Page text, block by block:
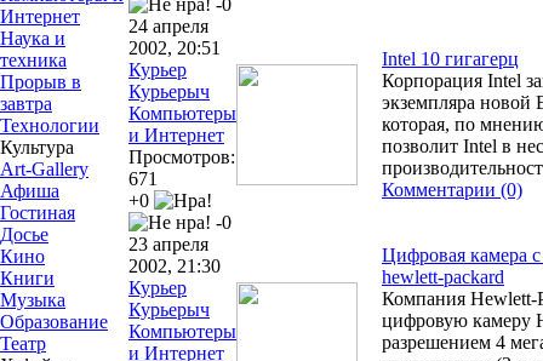
Интернет
Наука и
техника
Прорыв в
завтра
Технологии
Культура
Art-Gallery
Афиша
Гостиная
Досье
Кино
Книги
Музыка
Образование
Театр
24 апреля
2002, 20:51
Курьер
Курьерыч
Компьютеры
и Интернет
Просмотров:
671
+0
-0
Intel 10 гигагерц
Корпорация Intel
экземпляра новой
которая, по
позволит Intel в
Комментарии (0)
23 апреля
2002, 21:30
Курьер
Курьерыч
Компьютеры
и Интернет
Цифровая камера
hewlett-packard
Компания Hewlett-
цифровую камеру
разрешением 4